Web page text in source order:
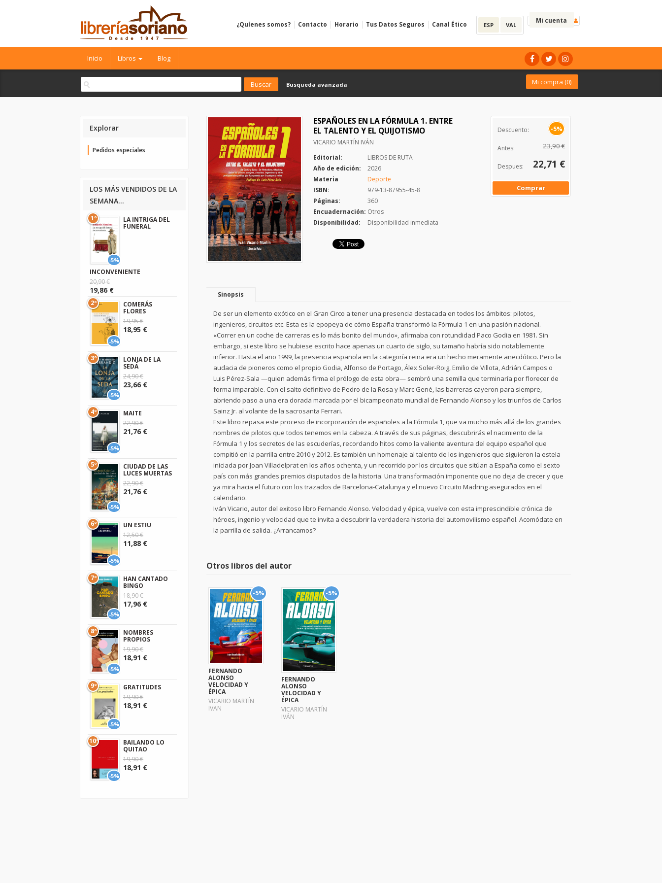
Mi cuenta
ESP VAL
¿Quíenes somos? Contacto Horario Tus Datos Seguros Canal Ético
Inicio Libros Blog
Busqueda avanzada Mi compra (0)
ESPAÑOLES EN LA FÓRMULA 1. ENTRE
EL TALENTO Y EL QUIJOTISMO
VICARIO MARTÍN IVÁN
Editorial:
LIBROS DE RUTA
Año de edición:
2026
Materia
Deporte
ISBN:
979-13-87955-45-8
Páginas:
360
Encuadernación: Otros
Disponibilidad:
Disponibilidad inmediata
Descuento: -5%
Antes: 23,90 €
Despues: 22,71 €
Comprar
Sinopsis
De ser un elemento exótico en el Gran Circo a tener una presencia destacada en todos los ámbitos: pilotos,
ingenieros, circuitos etc. Esta es la epopeya de cómo España transformó la Fórmula 1 en una pasión nacional.
«Correr en un coche de carreras es lo más bonito del mundo», afirmaba con rotundidad Paco Godia en 1981. Sin
embargo, si este libro se hubiese escrito hace apenas un cuarto de siglo, su tamaño habría sido notablemente
inferior. Hasta el año 1999, la presencia española en la categoría reina era un hecho meramente anecdótico. Pero la
audacia de pioneros como el propio Godia, Alfonso de Portago, Álex Soler-Roig, Emilio de Villota, Adrián Campos o
Luis Pérez-Sala —quien además firma el prólogo de esta obra— sembró una semilla que terminaría por florecer de
forma imparable. Con el salto definitivo de Pedro de la Rosa y Marc Gené, las barreras cayeron para siempre,
abriendo paso a una era dorada marcada por el bicampeonato mundial de Fernando Alonso y los triunfos de Carlos
Sainz Jr. al volante de la sacrosanta Ferrari.
Este libro repasa este proceso de incorporación de españoles a la Fórmula 1, que va mucho más allá de los grandes
nombres de pilotos que todos tenemos en la cabeza. A través de sus páginas, descubrirás el nacimiento de la
Fórmula 1 y los secretos de las escuderías, recordando hitos como la valiente aventura del equipo español que
compitió en la parrilla entre 2010 y 2012. Es también un homenaje al talento de los ingenieros que siguieron la estela
iniciada por Joan Villadelprat en los años ochenta, y un recorrido por los circuitos que sitúan a España como el sexto
país con más grandes premios disputados de la historia. Una transformación imponente que no deja de crecer y que
ya mira hacia el futuro con los trazados de Barcelona-Catalunya y el nuevo Circuito Madring asegurados en el
calendario.
Iván Vicario, autor del exitoso libro Fernando Alonso. Velocidad y épica, vuelve con esta imprescindible crónica de
héroes, ingenio y velocidad que te invita a descubrir la verdadera historia del automovilismo español. Acomódate en
la parrilla de salida. ¿Arrancamos?
Otros libros del autor
-5%
FERNANDO
ALONSO
VELOCIDAD Y
ÉPICA
VICARIO MARTÍN
IVAN
-5%
FERNANDO
ALONSO
VELOCIDAD Y
ÉPICA
VICARIO MARTÍN
IVÁN
Explorar
Pedidos especiales
LOS MÁS VENDIDOS DE LA
SEMANA...
-5%
1º
LA INTRIGA DEL
FUNERAL
INCONVENIENTE
20,90 €
19,86 €
-5%
2º
COMERÁS
FLORES
19,95 €
18,95 €
-5%
3º
LONJA DE LA
SEDA
24,90 €
23,66 €
-5%
4º
MAITE
22,90 €
21,76 €
-5%
5º
CIUDAD DE LAS
LUCES MUERTAS
22,90 €
21,76 €
-5%
6º
UN ESTIU
12,50 €
11,88 €
-5%
7º
HAN CANTADO
BINGO
18,90 €
17,96 €
-5%
8º
NOMBRES
PROPIOS
19,90 €
18,91 €
-5%
9º
GRATITUDES
19,90 €
18,91 €
-5%
10º
BAILANDO LO
QUITAO
19,90 €
18,91 €